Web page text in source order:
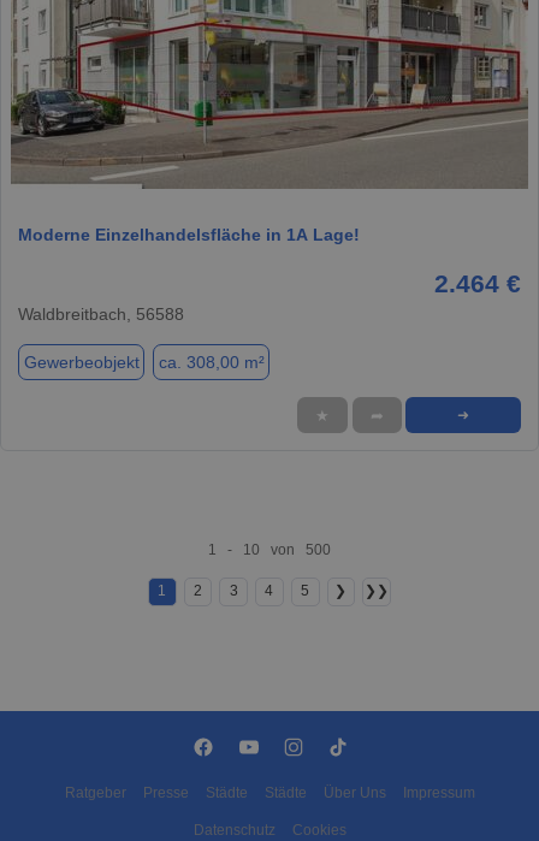
Moderne Einzelhandelsfläche in 1A Lage!
2.464 €
Waldbreitbach, 56588
Gewerbeobjekt ca. 308,00 m²
★ ➦ ➜
1 - 10 von 500
1 2 3 4 5 ❯ ❯❯
Ratgeber Presse Städte Städte Über Uns Impressum
Datenschutz Cookies